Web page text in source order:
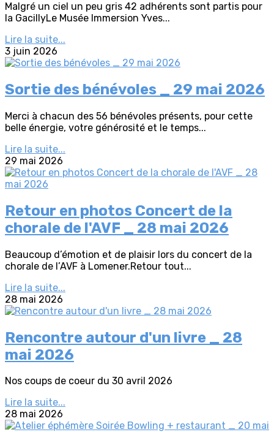
Malgré un ciel un peu gris 42 adhérents sont partis pour
la GacillyLe Musée Immersion Yves...
Lire la suite...
3 juin 2026
Sortie des bénévoles _ 29 mai 2026
Merci à chacun des 56 bénévoles présents, pour cette
belle énergie, votre générosité et le temps...
Lire la suite...
29 mai 2026
Retour en photos Concert de la
chorale de l'AVF _ 28 mai 2026
Beaucoup d’émotion et de plaisir lors du concert de la
chorale de l’AVF à Lomener.Retour tout...
Lire la suite...
28 mai 2026
Rencontre autour d'un livre _ 28
mai 2026
Nos coups de coeur du 30 avril 2026
Lire la suite...
28 mai 2026